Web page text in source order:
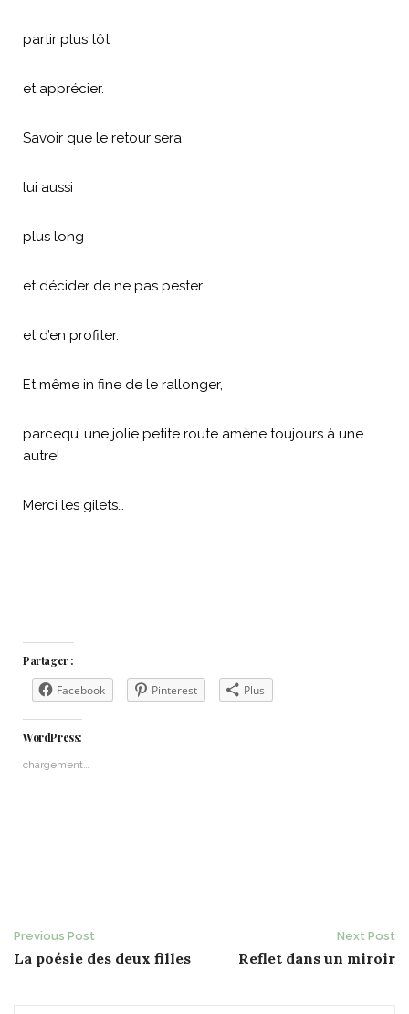
partir plus tôt
et apprécier.
Savoir que le retour sera
lui aussi
plus long
et décider de ne pas pester
et d’en profiter.
Et même in fine de le rallonger,
parcequ’ une jolie petite route amène toujours à une
autre!
Merci les gilets…
Partager :
Facebook Pinterest Plus
WordPress:
chargement…
Post
navigation
Previous Post
La poésie des deux filles
Next Post
Reflet dans un miroir